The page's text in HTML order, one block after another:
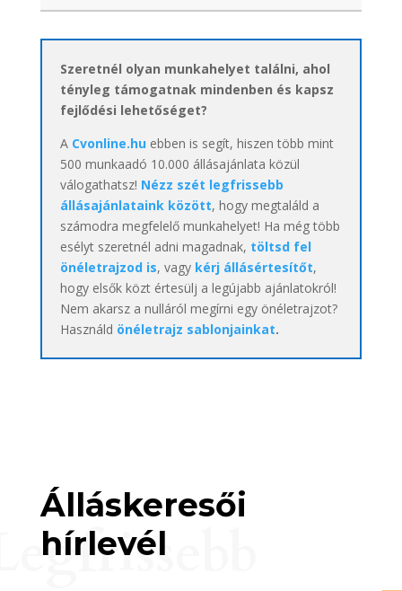
Szeretnél olyan munkahelyet találni, ahol
tényleg támogatnak mindenben és kapsz
fejlődési lehetőséget?
A Cvonline.huebben is segít, hiszen több mint
500 munkaadó 10.000 állásajánlata közül
válogathatsz! Nézz szét legfrissebb
állásajánlataink között, hogy megtaláld a
számodra megfelelő munkahelyet! Ha még több
esélyt szeretnél adni magadnak, töltsd fel
önéletrajzod is, vagy kérj állásértesítőt,
hogy elsők közt értesülj a legújabb ajánlatokról!
Nem akarsz a nulláról megírni egy önéletrajzot?
Használd önéletrajz sablonjainkat.
Álláskeresői
hírlevél